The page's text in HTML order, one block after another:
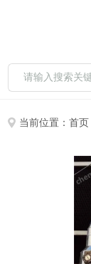
当前位置：首页